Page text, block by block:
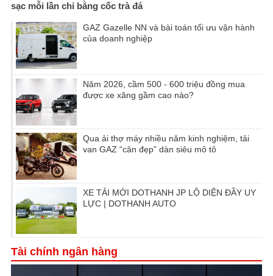
sạc mỗi lần chỉ bằng cốc trà đá
GAZ Gazelle NN và bài toán tối ưu vận hành
của doanh nghiệp
Năm 2026, cầm 500 - 600 triệu đồng mua
được xe xăng gầm cao nào?
Qua ải thợ máy nhiều năm kinh nghiệm, tải
van GAZ “cân đẹp” dàn siêu mô tô
XE TẢI MỚI DOTHANH JP LỘ DIỆN ĐẦY UY
LỰC | DOTHANH AUTO
Tài chính ngân hàng